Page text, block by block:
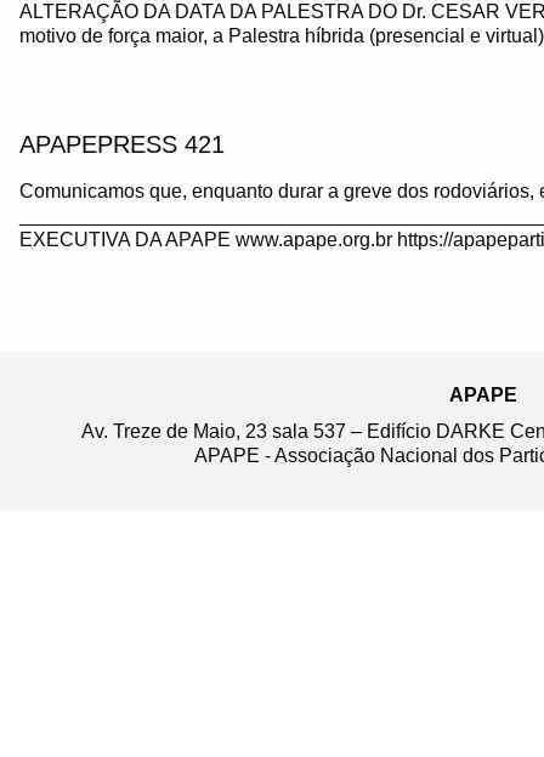
ALTERAÇÃO DA DATA DA PALESTRA DO Dr. CESAR
motivo de força maior, a Palestra híbrida (presencial e
APAPEPRESS 421
Comunicamos que, enquanto durar a greve dos
EXECUTIVA DA APAPE www.apape.org.br https://
APAPE
Av. Treze de Maio, 23 sala 537 – Edifício DARKE
APAPE - Associação Nacional dos